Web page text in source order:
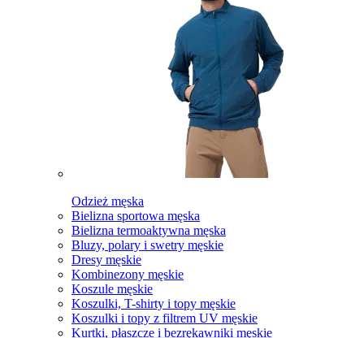
Odzież męska
Bielizna sportowa męska
Bielizna termoaktywna męska
Bluzy, polary i swetry męskie
Dresy męskie
Kombinezony męskie
Koszule męskie
Koszulki, T-shirty i topy męskie
Koszulki i topy z filtrem UV męskie
Kurtki, płaszcze i bezrękawniki męskie